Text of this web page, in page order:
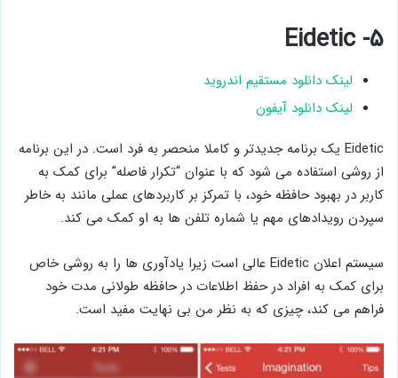
۵- Eidetic
لینک دانلود مستقیم اندروید
لینک دانلود آیفون
Eidetic یک برنامه جدیدتر و کاملا منحصر به فرد است. در این برنامه
از روشی استفاده می شود که با عنوان “تکرار فاصله” برای کمک به
کاربر در بهبود حافظه خود، با تمرکز بر کاربردهای عملی مانند به خاطر
سپردن رویدادهای مهم یا شماره تلفن ها به او کمک می کند.
سیستم اعلان Eidetic عالی است زیرا یادآوری ها را به روشی خاص
برای کمک به افراد در حفظ اطلاعات در حافظه طولانی مدت خود
فراهم می کند، چیزی که به نظر من بی نهایت مفید است.